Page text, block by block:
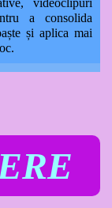
videoclipuri
a consolida
și aplica mai